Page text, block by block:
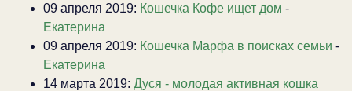
09 апреля 2019: Кошечка Кофе ищет дом -
Екатерина
09 апреля 2019: Кошечка Марфа в поисках семьи -
Екатерина
14 марта 2019: Дуся - молодая активная кошка